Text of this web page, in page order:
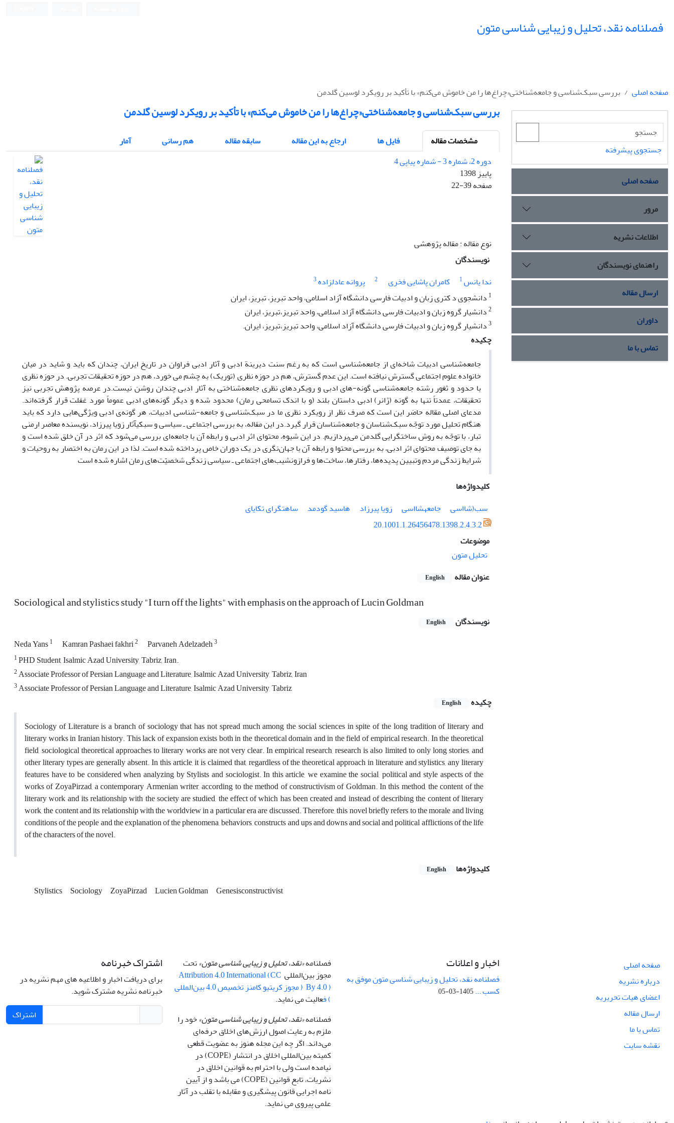
فصلنامه نقد، تحلیل و زیبایی شناسی متون
صفحه اصلی بررسی سبک‌شناسی و جامعه‌شناختی«چراغ‌ها را من خاموش می‌کنم» با تأکید بر رویکرد لوسین گلدمن
بررسی سبک‌شناسی و جامعه‌شناختی«چراغ‌ها را من خاموش می‌کنم» با تأکید بر رویکرد لوسین گلدمن
مشخصات مقاله فایل ها ارجاع به این مقاله سابقه مقاله هم رسانی
آمار
دوره 2، شماره 3 - شماره پیاپی 4
پاییز 1398
صفحه22-39
نوع مقاله : مقاله پژوهشی
نویسندگان
ندا یانس1 کامران پاشایی فخری 2 پروانه عادلزاده3
1 دانشجوی د کتری زبان و ادبیات فارسی دانشگاه آزاد اسلامی، واحد تبریز، تبریز، ایران
2دانشیار گروه زبان و ادبیات فارسی دانشگاه آزاد اسلامی، واحد تبریز،تبریز، ایران
3دانشیار گروه زبان و ادبیات فارسی دانشگاه آزاد اسلامی، واحد تبریز،تبریز، ایران.
چکیده
جامعه‌شناسی ادبیات شاخه‌ای از جامعه‌شناسی است که به رغم سنت دیرینة ادبی و آثار ادبی فراوان در تاریخ ایران، چندان که باید و شاید در میان
خانواده علوم اجتماعی گسترش نیافته است. این عدم گسترش، هم در حوزه نظری (توریک) به چشم می خورد، هم در حوزه تحقیقات تجربی. در حوزه نظری
با حدود و ثغور رشته جامعه‌شناسی گونه-های ادبی و رویکردهای نظری جامعه‌شناختی به آثار ادبی چندان روشن نیست.در عرصه پژوهش تجربی نیز
تحقیقات، عمدتاً تنها به گونه (ژانر) ادبی داستان بلند (و با اندک تسامحی رمان) محدود شده و دیگر گونه‌های ادبی عموماً مورد غفلت قرار گرفته‌اند.
مدعای اصلی مقاله حاضر این است که صرف نظر از رویکرد نظری ما در سبک‌شناسی و جامعه-شناسی ادبیات، هر گونه‌‌ی ادبی ویژگی‌هایی دارد که باید
هنگام تحلیل مورد توجّه سبک‌شناسان و جامعه‌شناسان قرار گیرد.در این مقاله، به بررسی اجتماعی ـ سیاسی و سبکیآثار زویا پیرزاد، نویسنده معاصر ارمنی
تبار، با توجّه به روش ساختگرایی گلدمن می‌پردازیم. در این شیوه، محتوای اثر ادبی و رابطه آن با جامعه‌ای بررسی می‌شود که اثر در آن خلق شده است و
به جای توصیف محتوای اثر ادبی، به بررسی محتوا و رابطه آن با جهان‌نگری در یک دوران خاص پرداخته شده است‌. لذا در این رمان به اختصار به روحیات و
شرایط زندگی مردم وتبیین پدیده‌ها، رفتارها، ساخت‌ها و فرازونشیب‌های اجتماعی ـ سیاسی زندگی شخصیّت‌های رمان اشاره شده است
کلیدواژه‌ها
سب(شااسی
جامعهشااسی زویا پیرزاد هاسید گودمد
ساهتگرای تکایای
20.1001.1.26456478.1398.2.4.3.2
موضوعات
تحلیل متون
عنوان مقاله
English
Sociological and stylistics study "I turn off the lights" with emphasis on the approach of Lucin Goldman
نویسندگان English
Neda Yans1 Kamran Pashaei fakhri2 Parvaneh Adelzadeh3
1PHD Student, Isalmic Azad University, Tabriz, Iran.
2Associate Professor of Persian Language and Literature, Isalmic Azad University, Tabriz, Iran
3Associate Professor of Persian Language and Literature, Isalmic Azad University, Tabriz
چکیده
English
Sociology of Literature is a branch of sociology that has not spread much among the social sciences in spite of the long tradition of literary and
literary works in Iranian history. This lack of expansion exists both in the theoretical domain and in the field of empirical research. In the theoretical
field, sociological theoretical approaches to literary works are not very clear. In empirical research, research is also limited to only long stories, and
other literary types are generally absent. In this article, it is claimed that, regardless of the theoretical approach in literature and stylistics, any literary
features have to be considered when analyzing by Stylists and sociologist. In this article, we examine the social, political and style aspects of the
works of ZoyaPirzad, a contemporary Armenian writer, according to the method of constructivism of Goldman. In this method, the content of the
literary work and its relationship with the society are studied, the effect of which has been created and instead of describing the content of literary
work, the content and its relationship with the worldview in a particular era are discussed. Therefore, this novel briefly refers to the morale and living
conditions of the people and the explanation of the phenomena, behaviors, constructs and ups and downs and social and political afflictions of the life
of the characters of the novel.
کلیدواژه‌ها English
Stylistics Sociology ZoyaPirzad Lucien Goldman Genesisconstructivist
جستجوی پیشرفته
صفحه اصلی
مرور
اطلاعات نشریه
راهنمای نویسندگان
ارسال مقاله
داوران
تماس با ما
صفحه اصلی
درباره نشریه
اعضای هیات تحریریه
ارسال مقاله
تماس با ما
نقشه سایت
اخبار و اعلانات
فصلنامه نقد، تحلیل و زیبایی شناسی متون موفق به
کسب ...1405-03-05
فصلنامه«نقد، تحلیل و زیبایی شناسی متون»تحت
مجوز بین‌المللی Attribution 4.0 International (CC
By 4.0 ) ( مجوز کریتیو کامنز تخصیص 4.0 بین‌المللی
) فعالیت می نماید.
فصلنامه«نقد، تحلیل و زیبایی شناسی متون»خود را
ملزم به رعایت اصول ارزش‌های اخلاق حرفه‌ای
می‌داند. اگر چه این مجله هنوز به عضویت قطعی
کمیته بین‌المللی اخلاق در انتشار (COPE) در
نیامده است ولی با احترام به قوانین اخلاق در
نشریات، تابع قوانین (COPE) می باشد و از آیین
نامه اجرایی قانون پیشگیری و مقابله با تقلب در آثار
علمی پیروی می نماید.
اشتراک خبرنامه
برای دریافت اخبار و اطلاعیه های مهم نشریه در
خبرنامه نشریه مشترک شوید.
اشتراک